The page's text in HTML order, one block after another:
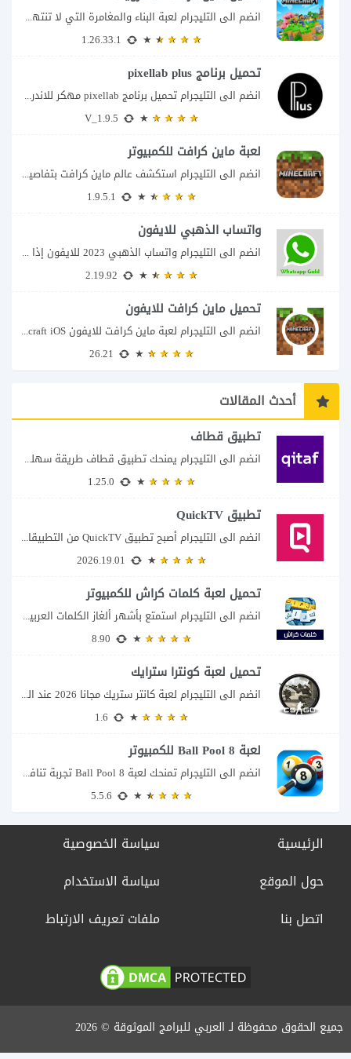
انضم الى التليجرام لعبة البناء والمغامرة التي لا تنتهي Minecraft إذا كنت تبحث عن...
تحميل برنامج pixellab plus
انضم الى التليجرام تحميل برنامج pixellab مهكر للاندرويد يعتبر تطبيق بيكسلاب من اشهر تطبيقات...
لعبة ماين كرافت للكمبيوتر
انضم الى التليجرام استكشف عالم ماين كرافت بتفاصيل مذهلة 🌟 هل أنت مستعد لمغامرة...
واتساب الذهبي للايفون
انضم الى التليجرام واتساب الذهبي 2023 للايفون إذا كنت تبحث عن واتساب الذهبي للايفون...
تحميل ماين كرافت للايفون
انضم الى التليجرام لعبة ماين كرافت للايفون Minecraft iOS تُعد لعبة Minecraft واحدة من...
أحدث المقالات
تطبيق قطاف
انضم الى التليجرام يمنحك تطبيق قطاف طريقة سهلة لمتابعة نقاط المكافآت والاستفادة منها في...
تطبيق QuickTV
انضم الى التليجرام أصبح تطبيق QuickTV من التطبيقات التي تستهدف محبي المسلسلات السريعة، إذ...
تحميل لعبة كلمات كراش للكمبيوتر
انضم الى التليجرام استمتع بأشهر ألغاز الكلمات العربية على شاشة الكمبيوتر يتيح لك تحميل...
تحميل لعبة كونترا سترايك
انضم الى التليجرام لعبة كانتر ستريك مجانا 2026 عند البحث عن تحميل Counter-Strike للكمبيوتر...
لعبة 8 Ball Pool للكمبيوتر
انضم الى التليجرام تمنحك لعبة 8 Ball Pool تجربة تنافسية ممتعة تجمع بين دقة...
الرئيسية
حول الموقع
اتصل بنا
سياسة الخصوصية
سياسة الاستخدام
ملفات تعريف الارتباط
جميع الحقوق محفوظة لـ العربي للبرامج الموثوقة © 2026